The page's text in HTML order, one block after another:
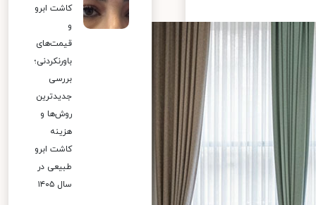
کاشت ابرو
قیمت‌های
باورنکردنی؛
بررسی
جدیدترین
روش‌ها و
هزینه
کاشت ابرو
طبیعی در
سال ۱۴۰۵